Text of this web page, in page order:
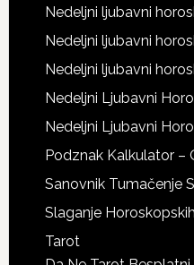
Nedeljni ljubavni
Nedeljni ljubavni
Nedeljni ljubavni
Nedeljni Ljubavni
Nedeljni Ljubavni
Podznak Kalkulator –
Sanovnik Tumačenje
Slaganje
Tarot